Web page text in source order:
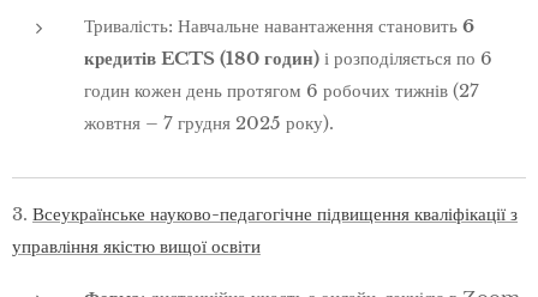
Тривалість: Навчальне навантаження становить 6
кредитів ECTS (180 годин) і розподіляється по 6
годин кожен день протягом 6 робочих тижнів (27
жовтня – 7 грудня 2025 року).
3. Всеукраїнське науково-педагогічне підвищення кваліфікації з
управління якістю вищої освіти